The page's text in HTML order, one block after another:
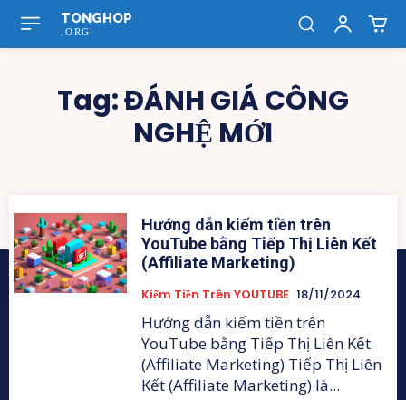
TONGHOP
.ORG
Tag:ĐÁNH GIÁ CÔNG
NGHỆ MỚI
Hướng dẫn kiếm tiền trên
YouTube bằng Tiếp Thị Liên Kết
(Affiliate Marketing)
Kiếm Tiền Trên YOUTUBE 18/11/2024
Hướng dẫn kiếm tiền trên
YouTube bằng Tiếp Thị Liên Kết
(Affiliate Marketing) Tiếp Thị Liên
Kết (Affiliate Marketing) là...